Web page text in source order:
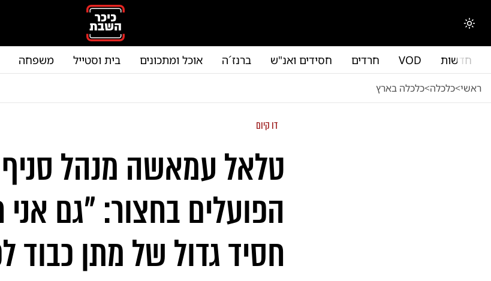
החלפת מצב תצוגה
חדשות VOD חרדים חסידים ואנ"ש ברנז´ה אוכל ומתכונים בית וסטייל משפחה
ראשי<כלכלה<כלכלה בארץ
דו קיום
טלאל עמאשה מנהל
הפועלים בחצור: "גם
חסיד גדול של מתן כבוד